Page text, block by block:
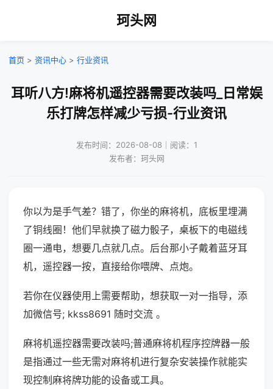
珂头网
首页 > 资讯中心 > 行业资讯
耳听八方!麻将机遥控器需要改装吗_日常娱
乐打牌怎样减少亏损-行业资讯
发布时间：2026-08-08｜阅读：1
发布者：珂头网
你以为是手气差？错了，你坐的麻将机，底板里埋满
了铜线圈！他们早就换了磁力骰子，桌板下的电磁线
圈一通电，想要几点就几点。后台那小子戴着蓝牙耳
机，遥控器一按，直接给你喂牌、点炮。
若你在仪器使用上需要帮助，想获取一对一指导，添
加微信号; kkss8691 随时交流 。
麻将机遥控器需要改装吗;普通麻将机程序控牌器一般
是指通过一些无需对麻将机进行复杂安装操作就能实
现控制麻将牌功能的设备或工具。